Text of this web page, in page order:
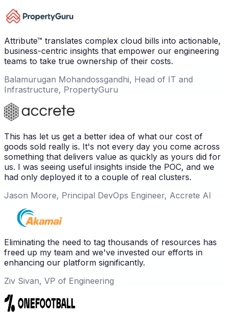
Attribute™ translates complex cloud bills into actionable,
business-centric insights that empower our engineering
teams to take true ownership of their costs.
Balamurugan Mohandossgandhi, Head of IT and
Infrastructure, PropertyGuru
This has let us get a better idea of what our cost of
goods sold really is. It's not every day you come across
something that delivers value as quickly as yours did for
us. I was seeing useful insights inside the POC, and we
had only deployed it to a couple of real clusters.
Jason Moore, Principal DevOps Engineer, Accrete AI
Eliminating the need to tag thousands of resources has
freed up my team and we've invested our efforts in
enhancing our platform significantly.
Ziv Sivan, VP of Engineering